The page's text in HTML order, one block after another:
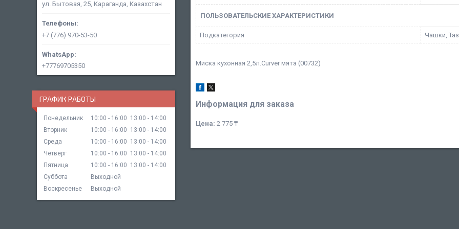
ПОЛЬЗОВАТЕЛЬСКИЕ ХАРАКТЕРИСТИКИ
Подкатегория Чашки,
Миска кухонная 2,5л.Curver мята (00732)
Информация для заказа
Цена: 2 775 ₸
ул. Бытовая, 25, Караганда, Казахстан
+7 (776) 970-53-50
+77769705350
ГРАФИК РАБОТЫ
Понедельник 10:00 16:00 13:00
14:00
Вторник
10:00 16:00 13:00
14:00
Среда
10:00 16:00 13:00
14:00
Четверг
10:00 16:00 13:00
14:00
Пятница
10:00 16:00 13:00
14:00
Суббота
Выходной
Воскресенье
Выходной